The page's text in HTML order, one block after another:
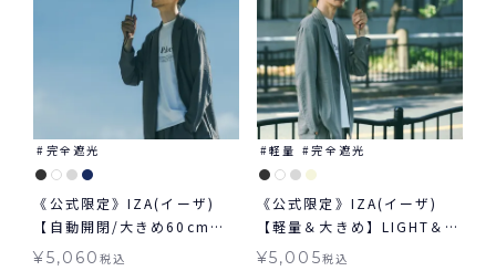
完全遮光
《公式限定》IZA(イーザ)
【自動開閉/大きめ60cm】
AUTOMATIC & SAFE 60cm
¥5,060税込
軽量 完全遮光
《公式限定》IZA(イーザ)
【軽量＆大きめ】LIGHT＆
LARGE ライト&ラージ 日傘
¥5,005税込